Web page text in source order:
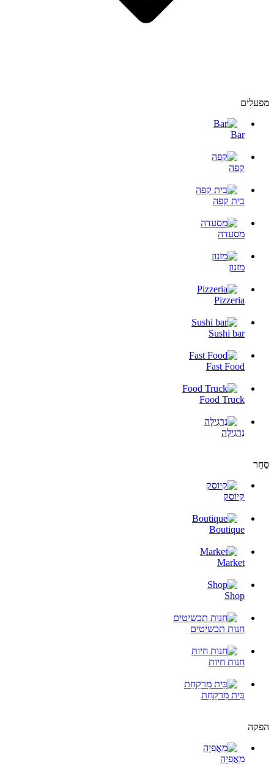
מפעלים
Bar
קפה
בית קפה
מסעדה
מזנון
Pizzeria
Sushi bar
Fast Food
Food Truck
נַרגִילָה
סַחַר
קִיוֹסק
Boutique
Market
Shop
חנות תכשיטים
חנות חיות
בֵּית מִרקַחַת
הפקה
מַאֲפִיָה